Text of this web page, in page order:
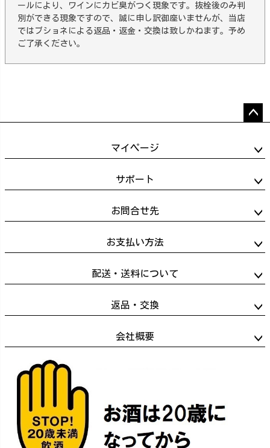
ールにより、ワインにカビ臭がつく現象です。抜栓後のみ判
別ができる現象ですので、誠に申し訳御座いませんが、当店
ではブショネによる返品・返金・交換は致しかねます。予め
ご了承ください。
ップ
マイページ
サポート
お問合せ先
お支払い方法
配送・送料について
返品・交換
会社概要